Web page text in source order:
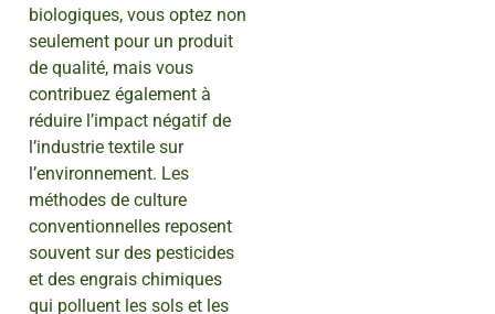
biologiques, vous optez non
seulement pour un produit
de qualité, mais vous
contribuez également à
réduire l’impact négatif de
l’industrie textile sur
l’environnement. Les
méthodes de culture
conventionnelles reposent
souvent sur des pesticides
et des engrais chimiques
qui polluent les sols et les